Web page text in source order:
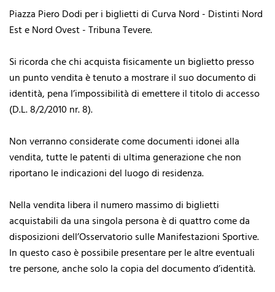
Piazza Piero Dodi per i biglietti di Curva Nord - Distinti Nord
Est e Nord Ovest - Tribuna Tevere.
Si ricorda che chi acquista fisicamente un biglietto presso
un punto vendita è tenuto a mostrare il suo documento di
identità, pena l’impossibilità di emettere il titolo di accesso
(D.L. 8/2/2010 nr. 8).
Non verranno considerate come documenti idonei alla
vendita, tutte le patenti di ultima generazione che non
riportano le indicazioni del luogo di residenza.
Nella vendita libera il numero massimo di biglietti
acquistabili da una singola persona è di quattro come da
disposizioni dell’Osservatorio sulle Manifestazioni Sportive.
In questo caso è possibile presentare per le altre eventuali
tre persone, anche solo la copia del documento d’identità.